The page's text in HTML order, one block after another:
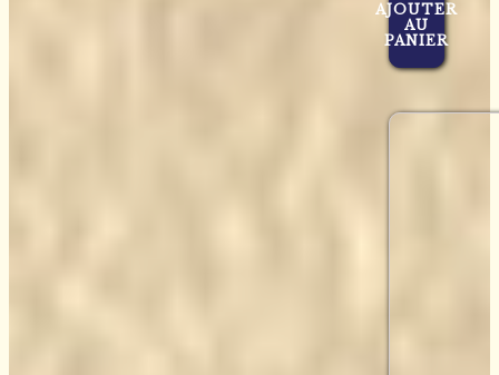
AJOUTER
AU
PANIER